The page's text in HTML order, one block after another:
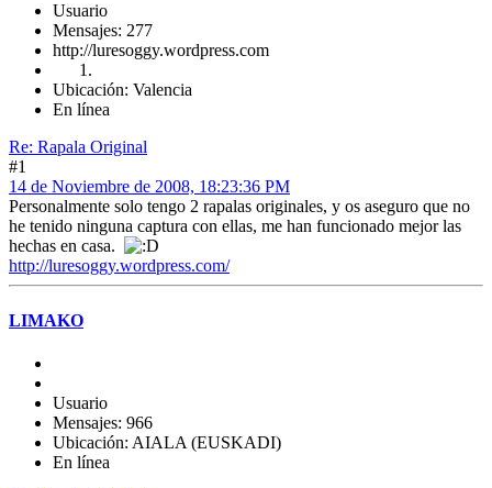
Usuario
Mensajes: 277
http://luresoggy.wordpress.com
Ubicación: Valencia
En línea
Re: Rapala Original
#1
14 de Noviembre de 2008, 18:23:36 PM
Personalmente solo tengo 2 rapalas originales, y os aseguro que no
he tenido ninguna captura con ellas, me han funcionado mejor las
hechas en casa.
http://luresoggy.wordpress.com/
LIMAKO
Usuario
Mensajes: 966
Ubicación: AIALA (EUSKADI)
En línea